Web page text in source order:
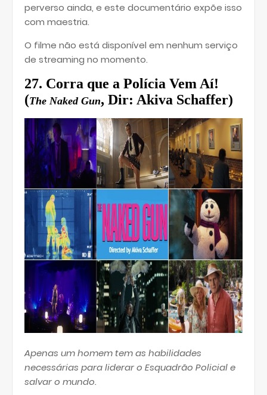
perverso ainda, e este documentário expõe isso
com maestria.
O filme não está disponível em nenhum serviço
de streaming no momento.
27. Corra que a Polícia Vem Aí!
(The Naked Gun, Dir: Akiva Schaffer)
Apenas um homem tem as habilidades
necessárias para liderar o Esquadrão Policial e
salvar o mundo.